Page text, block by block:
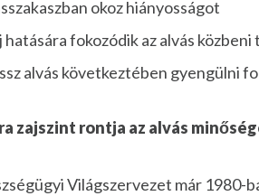
okoz hiányosságot
hatására fokozódik az alvás
alvás következtében gyengülni
zajszint rontja az alvás
Világszervezet már 1980-